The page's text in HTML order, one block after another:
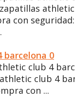
con
barcelona 0
club 4
club 4
con ...